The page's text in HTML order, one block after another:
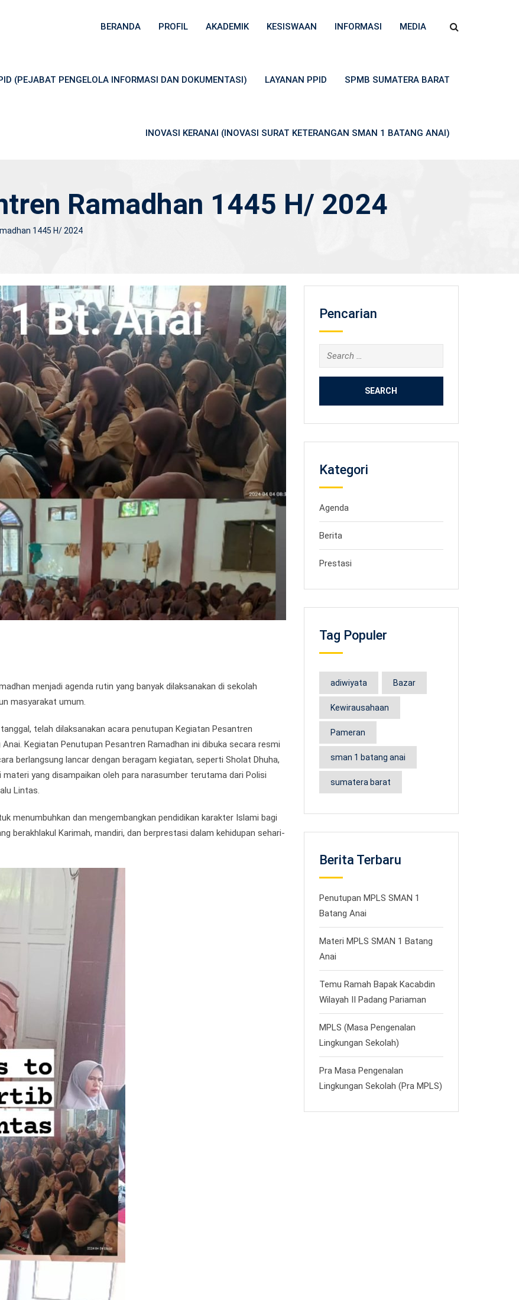
BERANDA PROFIL AKADEMIK KESISWAAN INFORMASI MEDIA
(PEJABAT PENGELOLA INFORMASI DAN DOKUMENTASI) LAYANAN PPID SPMB SUMATERA BARAT
INOVASI KERANAI (INOVASI SURAT KETERANGAN SMAN 1 BATANG ANAI)
Ramadhan 1445 H/ 2024
1445 H/ 2024
menjadi agenda rutin yang banyak dilaksanakan di sekolah
masyarakat umum.
telah dilaksanakan acara penutupan Kegiatan Pesantren
Kegiatan Penutupan Pesantren Ramadhan ini dibuka secara resmi
berlangsung lancar dengan beragam kegiatan, seperti Sholat Dhuha,
materi yang disampaikan oleh para narasumber terutama dari Polisi
Lintas.
menumbuhkan dan mengembangkan pendidikan karakter Islami bagi
berakhlakul Karimah, mandiri, dan berprestasi dalam kehidupan sehari-
Pencarian
Search
for:
Kategori
Agenda
Berita
Prestasi
Tag Populer
adiwiyata Bazar
Kewirausahaan
Pameran
sman 1 batang anai
sumatera barat
Berita Terbaru
Penutupan MPLS SMAN 1
Batang Anai
Materi MPLS SMAN 1 Batang
Anai
Temu Ramah Bapak Kacabdin
Wilayah II Padang Pariaman
MPLS (Masa Pengenalan
Lingkungan Sekolah)
Pra Masa Pengenalan
Lingkungan Sekolah (Pra MPLS)